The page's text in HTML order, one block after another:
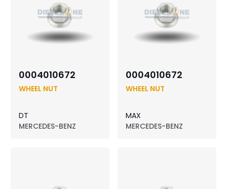
0004010672
WHEEL NUT
DT
MERCEDES-BENZ
0004010672
WHEEL NUT
MAX
MERCEDES-BENZ